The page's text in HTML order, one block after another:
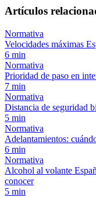
Artículos
Normativa
Velocidades máximas
6 min
Normativa
Prioridad de paso en
7 min
Normativa
Distancia de seguridad
5 min
Normativa
Adelantamientos:
6 min
Normativa
Alcohol al volante
conocer
5 min